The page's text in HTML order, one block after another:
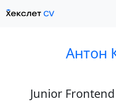
Антон
Junior